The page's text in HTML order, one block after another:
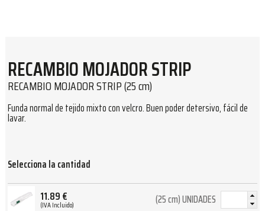
RECAMBIO MOJADOR STRIP
RECAMBIO MOJADOR STRIP (25 cm)
Funda normal de tejido mixto con velcro. Buen poder detersivo, fácil de
lavar.
Selecciona la cantidad
11.89€
(IVA Incluido) (25 cm) UNIDADES